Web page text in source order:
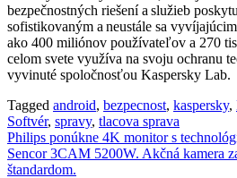
bezpečnostných riešení a služieb
sofistikovaným a neustále sa
ako 400 miliónov používateľov a 270
celom svete využíva na svoju ochranu
vyvinuté spoločnosťou Kaspersky Lab.
Tagged android, bezpecnost, kaspersky,
Softvér, spravy, tlacova sprava
Navigácia
v
Philips ponúkne 4K monitor s
Sencor 3CAM 5200W. Akčná kamera
štandardom.